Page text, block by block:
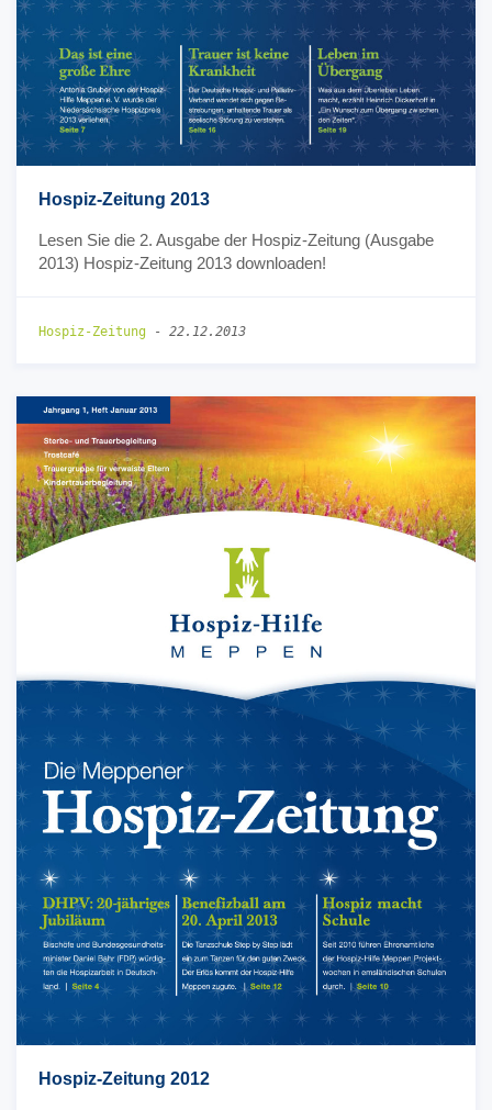
Hospiz-Zeitung 2013
Lesen Sie die 2. Ausgabe der Hospiz-Zeitung (Ausgabe
2013) Hospiz-Zeitung 2013 downloaden!
Hospiz-Zeitung - 22.12.2013
Hospiz-Zeitung 2012